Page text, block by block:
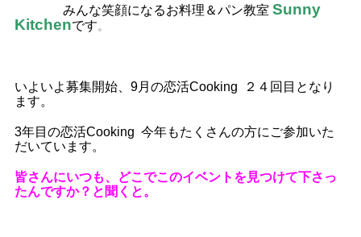
みんな笑顔になるお料理＆パン教室Sunny
Kitchenです。
いよいよ募集開始、9月の恋活Cooking ２４回目となり
ます。
3年目の恋活Cooking 今年もたくさんの方にご参加いた
だいています。
皆さんにいつも、どこでこのイベントを見つけて下さっ
たんですか？と聞くと。